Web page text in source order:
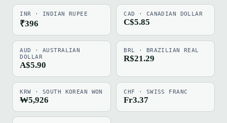
INR · INDIAN RUPEE
₹396
CAD · CANADIAN DOLLAR
C$5.85
AUD · AUSTRALIAN
DOLLAR
A$5.90
BRL · BRAZILIAN REAL
R$21.29
KRW · SOUTH KOREAN WON
₩5,926
CHF · SWISS FRANC
Fr3.37